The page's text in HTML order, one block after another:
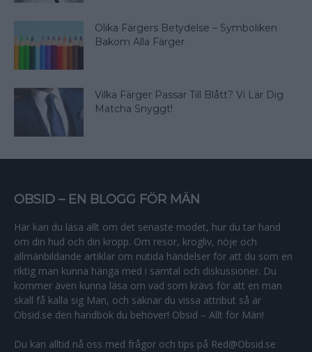
Olika Färgers Betydelse – Symboliken
Bakom Alla Färger
Vilka Färger Passar Till Blått? Vi Lär Dig
Matcha Snyggt!
OBSID – EN BLOGG FÖR MÄN
Här kan du läsa allt om det senaste modet, hur du tar hand
om din hud och din kropp. Om resor, krogliv, nöje och
allmänbildande artiklar om nutida händelser för att du som en
riktig man kunna hänga med i samtal och diskussioner. Du
kommer även kunna läsa om vad som krävs för att en man
skall få kalla sig Man, och saknar du vissa attribut så är
Obsid.se den handbok du behöver! Obsid – Allt för Män!
Du kan alltid nå oss med frågor och tips på Red@Obsid.se